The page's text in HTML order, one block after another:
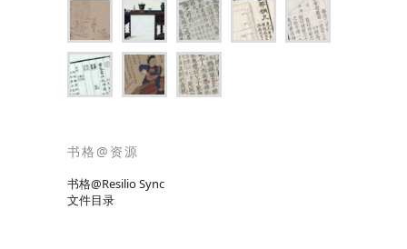
书格@资源
书格@Resilio Sync
文件目录